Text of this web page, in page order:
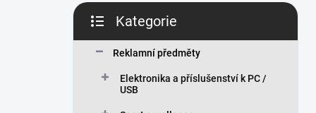
P
s
kategorie
Kategorie
Reklamní předměty
Elektronika a příslušenství k PC /
USB